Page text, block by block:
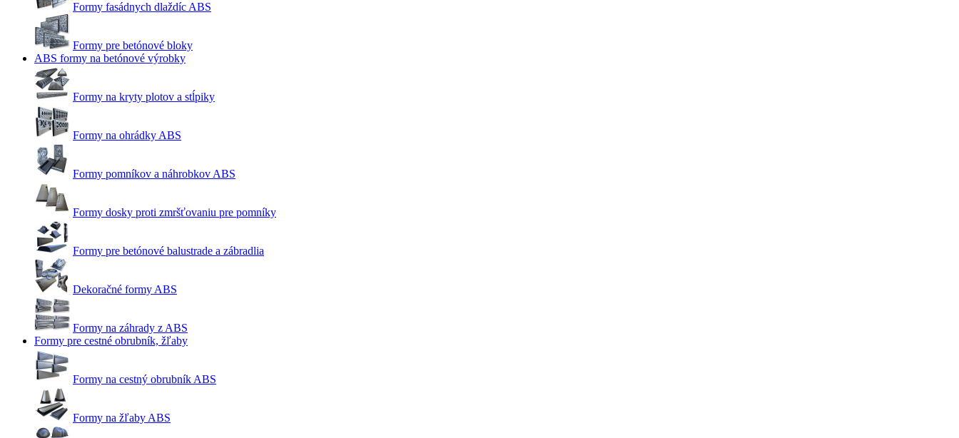
Formy fasádnych dlaždíc ABS
Formy pre betónové bloky
ABS formy na betónové výrobky
Formy na kryty plotov a stĺpiky
Formy na ohrádky ABS
Formy pomníkov a náhrobkov ABS
Formy dosky proti zmršťovaniu pre pomníky
Formy pre betónové balustrade a zábradlia
Dekoračné formy ABS
Formy na záhrady z ABS
Formy pre cestné obrubník, žľaby
Formy na cestný obrubník ABS
Formy na žľaby ABS